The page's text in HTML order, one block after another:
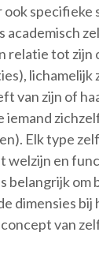
ook specifieke
academisch
relatie tot zijn
lichamelijk
van zijn of
iemand
Elk type
welzijn en
belangrijk om
dimensies bij
van